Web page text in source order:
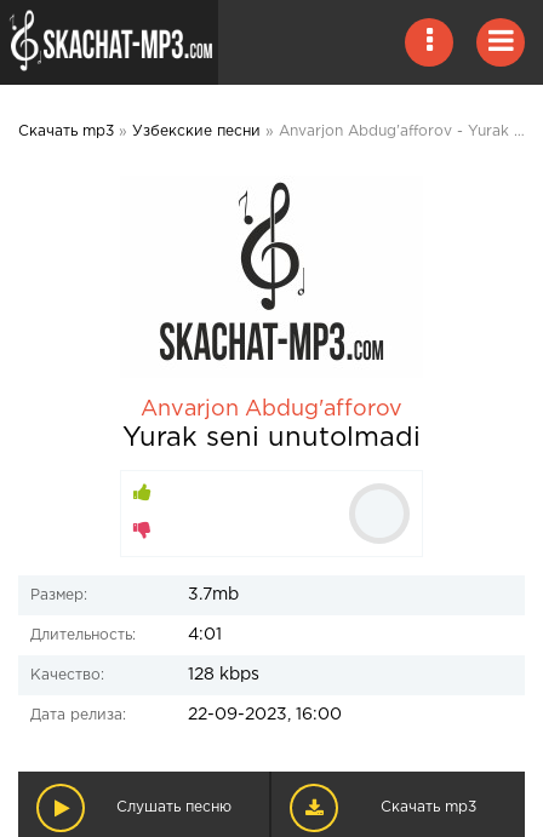
Скачать mp3 » Узбекские песни » Anvarjon Abdug'afforov - Yurak seni unutolmadi mp3 скачать
Anvarjon Abdug'afforov
Yurak seni unutolmadi
Размер: 3.7mb
Длительность: 4:01
Качество: 128 kbps
Дата релиза: 22-09-2023, 16:00
Слушать песню Скачать mp3